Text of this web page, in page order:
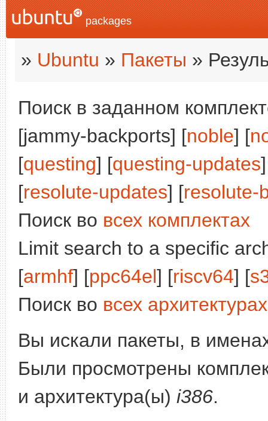
packages
» Ubuntu » Пакеты »
Поиск в заданном
[jammy-backports] [noble] [
[questing] [questing-updates
[resolute-updates] [resolute-
Поиск во всех комплектах
Limit search to a specific
[armhf] [ppc64el] [riscv64] [
Поиск во всех архитектурах
Вы искали пакеты, в
Были просмотрены
и архитектура(ы) i386.